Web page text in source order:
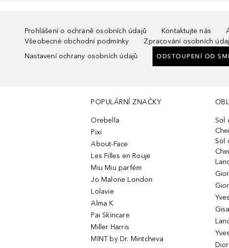
Prohlášení o ochraně osobních údajů Kontaktujte nás
Všeobecné obchodní podmínky
Zpracování osobních
Nastavení ochrany osobních údajů
ODSTOUPENÍ OD
POPULÁRNÍ ZNAČKY
Orebella
Pixi
About-Face
Les Filles en Rouje
Miu Miu parfém
Jo Malone London
Lolavie
Alma K
Pai Skincare
Miller Harris
MINT by Dr. Mintcheva
Sol
Sol